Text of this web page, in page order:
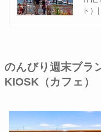
ト
のんびり週末ブラ
KIOSK（カフェ）